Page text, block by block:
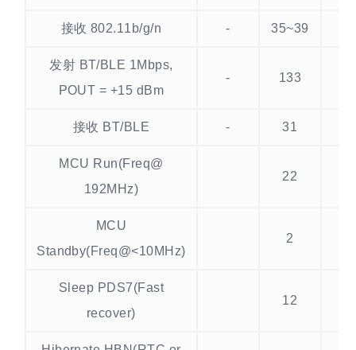
接收 802.11b/g/n - 35~39
发射 BT/BLE 1Mbps,
POUT = +15 dBm
- 133
接收 BT/BLE - 31
MCU Run(Freq@
192MHz)
22
MCU
Standby(Freq@<10MHz)
2
Sleep PDS7(Fast
recover)
12